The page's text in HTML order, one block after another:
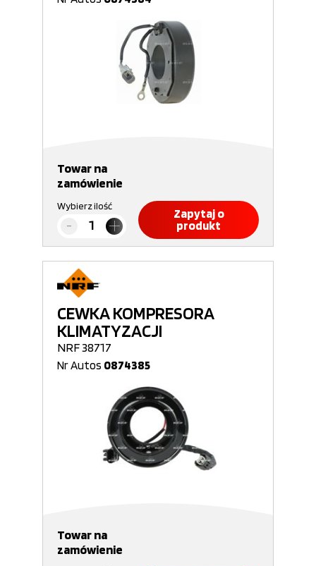
Towar na
zamówienie
Wybierz ilość
Zapytaj o
produkt
CEWKA KOMPRESORA
KLIMATYZACJI
NRF 38717
Nr Autos 0874385
Towar na
zamówienie